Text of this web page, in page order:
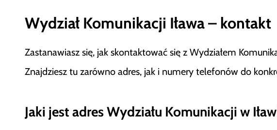
Wydział Komunikacji Iława – kontakt
Zastanawiasz się, jak skontaktować się z Wydziałem
Znajdziesz tu zarówno adres, jak i numery telefonów do
Jaki jest adres Wydziału Komunikacji w